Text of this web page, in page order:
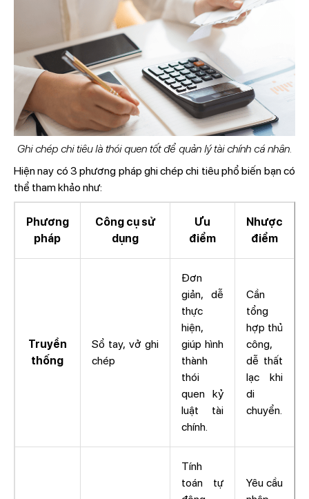
Ghi chép chi tiêu là thói quen tốt để quản lý tài chính cá nhân.
Hiện nay có 3 phương pháp ghi chép chi tiêu phổ biến bạn có
thể tham khảo như:
Phương
pháp
Công cụ sử
dụng
Ưu
điểm
Nhược
điểm
Truyền
thống
Sổ tay, vở ghi
chép
Đơn
giản, dễ
thực
hiện,
giúp hình
thành
thói
quen kỷ
luật tài
chính.
Cần
tổng
hợp thủ
công,
dễ thất
lạc khi
di
chuyển.
Tính
toán tự
Yêu cầu